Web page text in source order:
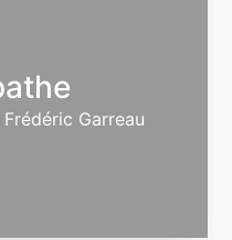
Garreau